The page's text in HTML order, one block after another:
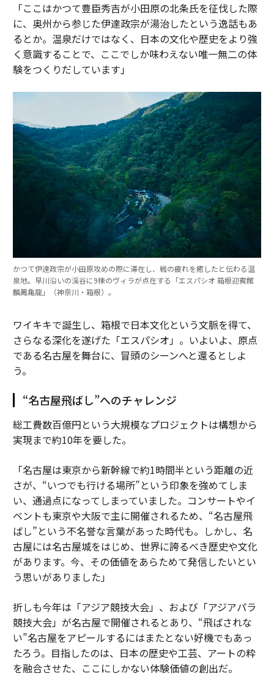
「ここはかつて豊臣秀吉が小田原の北条氏を征伐した際
に、奥州から参じた伊達政宗が湯治したという逸話もあ
るとか。温泉だけではなく、日本の文化や歴史をより強
く意識することで、ここでしか味わえない唯一無二の体
験をつくりだしています」
かつて伊達政宗が小田原攻めの際に滞在し、戦の疲れを癒したと伝わる温
泉地。早川沿いの渓谷に9棟のヴィラが点在する「エスパシオ 箱根迎賓館
麟鳳亀龍」（神奈川・箱根）。
ワイキキで誕生し、箱根で日本文化という文脈を得て、
さらなる深化を遂げた「エスパシオ」。いよいよ、原点
である名古屋を舞台に、冒頭のシーンへと還るとしよ
う。
“名古屋飛ばし”へのチャレンジ
総工費数百億円という大規模なプロジェクトは構想から
実現まで約10年を要した。
「名古屋は東京から新幹線で約1時間半という距離の近
さが、“いつでも行ける場所”という印象を強めてしま
い、通過点になってしまっていました。コンサートやイ
ベントも東京や大阪で主に開催されるため、“名古屋飛
ばし”という不名誉な言葉があった時代も。しかし、名
古屋には名古屋城をはじめ、世界に誇るべき歴史や文化
があります。今、その価値をあらためて発信したいとい
う思いがありました」
折しも今年は「アジア競技大会」、および「アジアパラ
競技大会」が名古屋で開催されるとあり、“飛ばされな
い”名古屋をアピールするにはまたとない好機でもあっ
たろう。目指したのは、日本の歴史や工芸、アートの粋
を融合させた、ここにしかない体験価値の創出だ。